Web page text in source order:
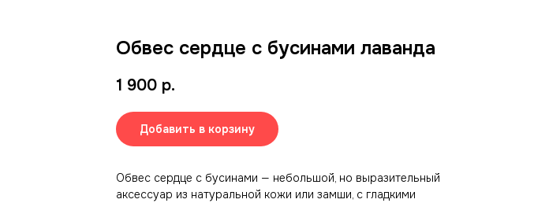
Обвес сердце с бусинами лаванда
1 900 р.
Добавить в корзину
Обвес сердце с бусинами — небольшой, но выразительный
аксессуар из натуральной кожи или замши, с гладкими